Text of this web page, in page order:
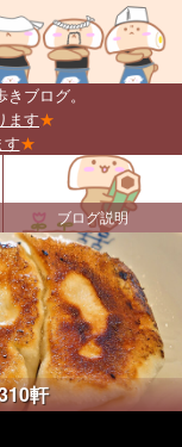
ブログ。
ます★
★
ブログ説明
軒